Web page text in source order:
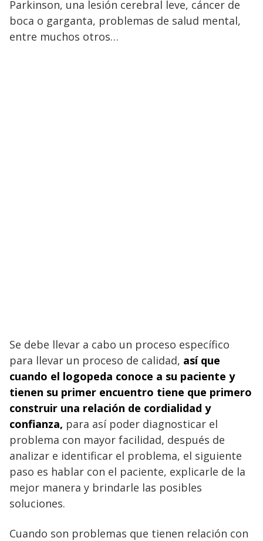
Parkinson, una lesión cerebral leve, cáncer de
boca o garganta, problemas de salud mental,
entre muchos otros…
Se debe llevar a cabo un proceso específico
para llevar un proceso de calidad, así que
cuando el logopeda conoce a su paciente y
tienen su primer encuentro tiene que primero
construir una relación de cordialidad y
confianza, para así poder diagnosticar el
problema con mayor facilidad, después de
analizar e identificar el problema, el siguiente
paso es hablar con el paciente, explicarle de la
mejor manera y brindarle las posibles
soluciones.
Cuando son problemas que tienen relación con